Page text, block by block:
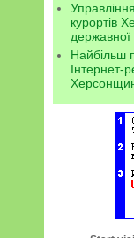
курортів
державної
Найбільш
Інтернет-